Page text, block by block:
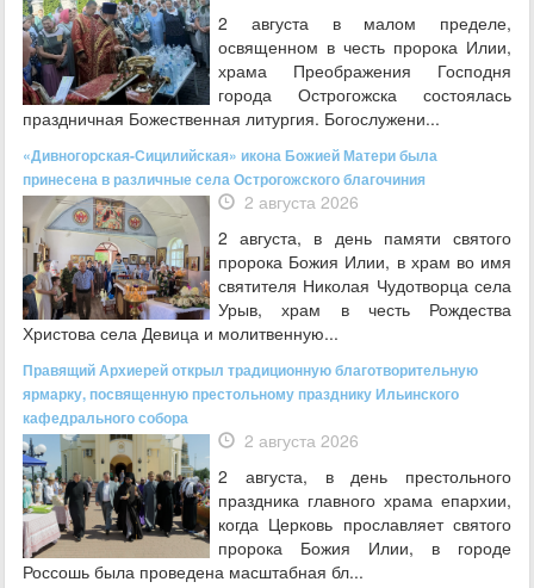
2 августа в малом пределе,
освященном в честь пророка Илии,
храма Преображения Господня
города Острогожска состоялась
праздничная Божественная литургия. Богослужени...
«Дивногорская-Сицилийская» икона Божией Матери была
принесена в различные села Острогожского благочиния
2 августа 2026
2 августа, в день памяти святого
пророка Божия Илии, в храм во имя
святителя Николая Чудотворца села
Урыв, храм в честь Рождества
Христова села Девица и молитвенную...
Правящий Архиерей открыл традиционную благотворительную
ярмарку, посвященную престольному празднику Ильинского
кафедрального собора
2 августа 2026
2 августа, в день престольного
праздника главного храма епархии,
когда Церковь прославляет святого
пророка Божия Илии, в городе
Россошь была проведена масштабная бл...